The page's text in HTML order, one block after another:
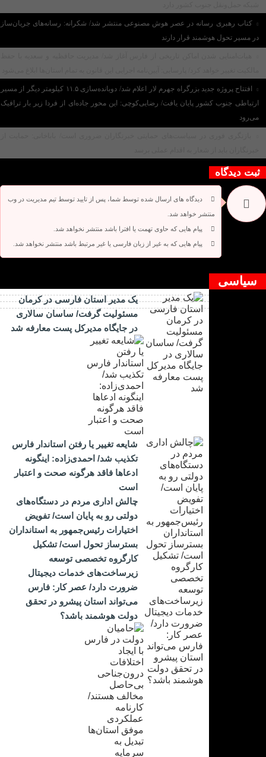
کتاب رهبری رسانه در عصر هوش مصنوعی منتشر شد/ شکرانه: رسانه‌های جریان‌ساز
در مسیر تحول هوشمند قرار دارند
افتتاح پروژه جدید بزرگراه جهرم لار اعلام شد/ دوبانده‌سازی ۱۱.۵ کیلومتر دیگر از مسیر
ارتباطی جنوب کشور پایان یافت/ رضایی‌کوچی: این محور جاده‌ای از فردا زیر بار ترافیک
می‌رود
ثبت دیدگاه
دیدگاه های ارسال شده توسط شما، پس از تایید توسط تیم مدیریت در وب
منتشر خواهد شد.
پیام هایی که حاوی تهمت یا افترا باشد منتشر نخواهد شد.
پیام هایی که به غیر از زبان فارسی یا غیر مرتبط باشد منتشر نخواهد شد.
سیاسی
یک مدیر استان فارسی در کرمان
مسئولیت گرفت/ ساسان سالاری
در جایگاه مدیرکل پست معارفه شد
شایعه تغییر یا رفتن استاندار فارس
تکذیب شد/ احمدی‌زاده: اینگونه
ادعاها فاقد هرگونه صحت و اعتبار
است
چالش اداری مردم در دستگاه‌های
دولتی رو به پایان است/ تفویض
اختیارات رئیس‌جمهور به استانداران
بسترساز تحول است/ تشکیل
کارگروه تخصصی توسعه
زیرساخت‌های خدمات دیجیتال
ضرورت دارد/ عصر کار: فارس
می‌تواند استان پیشرو در تحقق
دولت هوشمند باشد؟